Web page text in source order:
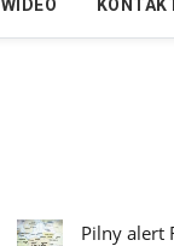
WIDEO
Pilny alert